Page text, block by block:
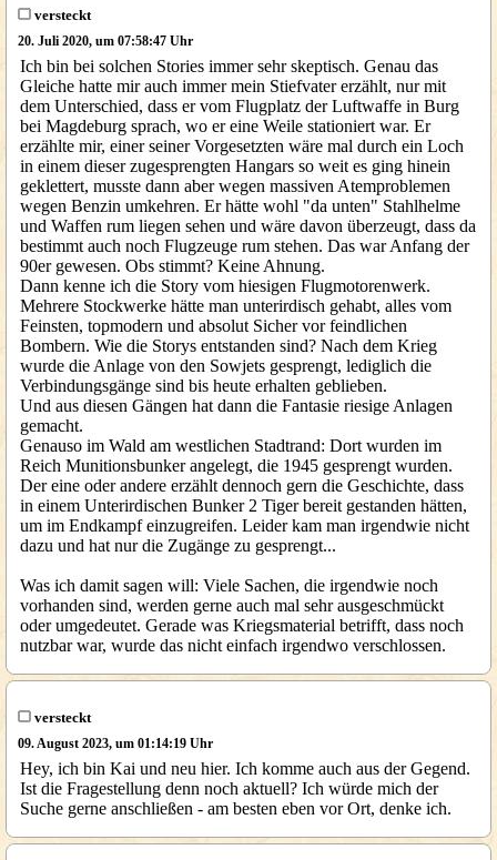
versteckt
20. Juli 2020, um 07:58:47 Uhr
Ich bin bei solchen Stories immer sehr skeptisch. Genau das
Gleiche hatte mir auch immer mein Stiefvater erzählt, nur mit
dem Unterschied, dass er vom Flugplatz der Luftwaffe in Burg
bei Magdeburg sprach, wo er eine Weile stationiert war. Er
erzählte mir, einer seiner Vorgesetzten wäre mal durch ein Loch
in einem dieser zugesprengten Hangars so weit es ging hinein
geklettert, musste dann aber wegen massiven Atemproblemen
wegen Benzin umkehren. Er hätte wohl "da unten" Stahlhelme
und Waffen rum liegen sehen und wäre davon überzeugt, dass da
bestimmt auch noch Flugzeuge rum stehen. Das war Anfang der
90er gewesen. Obs stimmt? Keine Ahnung.
Dann kenne ich die Story vom hiesigen Flugmotorenwerk.
Mehrere Stockwerke hätte man unterirdisch gehabt, alles vom
Feinsten, topmodern und absolut Sicher vor feindlichen
Bombern. Wie die Storys entstanden sind? Nach dem Krieg
wurde die Anlage von den Sowjets gesprengt, lediglich die
Verbindungsgänge sind bis heute erhalten geblieben.
Und aus diesen Gängen hat dann die Fantasie riesige Anlagen
gemacht.
Genauso im Wald am westlichen Stadtrand: Dort wurden im
Reich Munitionsbunker angelegt, die 1945 gesprengt wurden.
Der eine oder andere erzählt dennoch gern die Geschichte, dass
in einem Unterirdischen Bunker 2 Tiger bereit gestanden hätten,
um im Endkampf einzugreifen. Leider kam man irgendwie nicht
dazu und hat nur die Zugänge zu gesprengt...
Was ich damit sagen will: Viele Sachen, die irgendwie noch
vorhanden sind, werden gerne auch mal sehr ausgeschmückt
oder umgedeutet. Gerade was Kriegsmaterial betrifft, dass noch
nutzbar war, wurde das nicht einfach irgendwo verschlossen.
versteckt
09. August 2023, um 01:14:19 Uhr
Hey, ich bin Kai und neu hier. Ich komme auch aus der Gegend.
Ist die Fragestellung denn noch aktuell? Ich würde mich der
Suche gerne anschließen - am besten eben vor Ort, denke ich.